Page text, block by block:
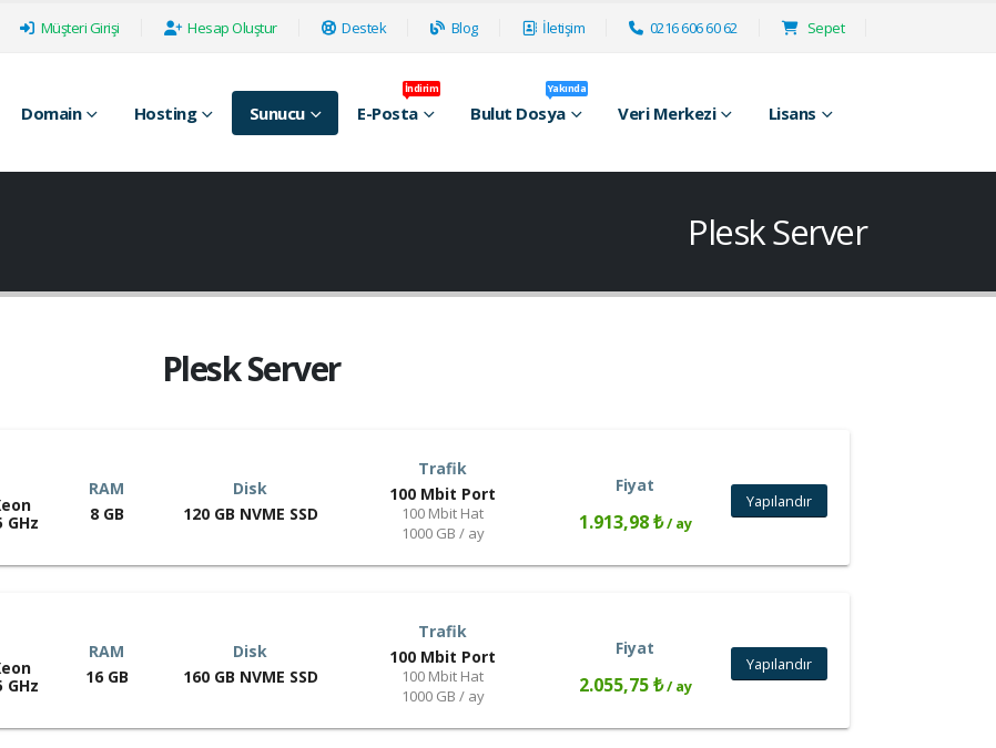
Müşteri Girişi Hesap Oluştur Destek Blog İletişim 0216 606 60 62 Sepet
Domain Hosting Sunucu E-Posta
İndirim
Bulut Dosya
Yakında
Veri Merkezi Lisans
Plesk Server
Plesk Server
GHz
RAM
8 GB
Disk
120 GB NVME SSD
Trafik
100 Mbit Port
100 Mbit Hat
1000 GB / ay
Fiyat
1.913,98 ₺/ ay
Yapılandır
GHz
RAM
16 GB
Disk
160 GB NVME SSD
Trafik
100 Mbit Port
100 Mbit Hat
1000 GB / ay
Fiyat
2.055,75 ₺/ ay
Yapılandır